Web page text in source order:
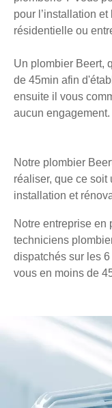
pour l’installation
résidentielle ou
Un plombier Beert,
de 45min afin
ensuite il vous
aucun engagement.
Notre plombier
réaliser, que ce
installation et
Notre entreprise
techniciens
dispatchés sur les
vous en moins de